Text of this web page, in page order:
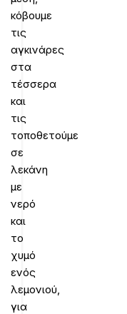
κόβουμε
τις
αγκινάρες
στα
τέσσερα
και
τις
τοποθετούμε
σε
λεκάνη
με
νερό
και
το
χυμό
ενός
λεμονιού,
για